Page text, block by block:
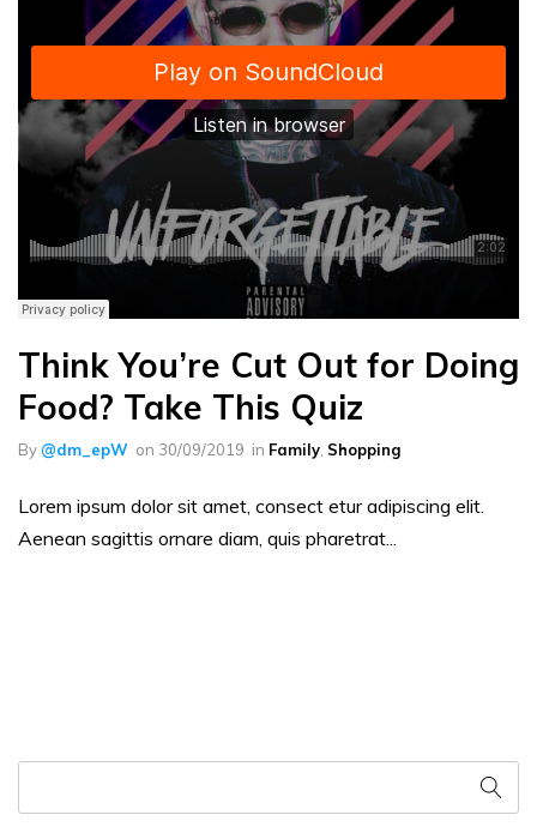
Think You’re Cut Out for Doing
Food? Take This Quiz
By @dm_epW on 30/09/2019 in Family Shopping
Lorem ipsum dolor sit amet, consect etur adipiscing elit.
Aenean sagittis ornare diam, quis pharetrat...